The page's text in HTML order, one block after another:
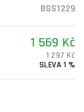
BGS1229
1 569 Kč
1 297 Kč
SLEVA 1 %